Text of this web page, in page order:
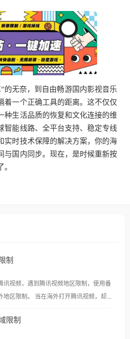
的无奈，到自由畅游国内影视音乐
着一个正确工具的距离。这不仅仅
种生活品质的恢复和文化连接的维
智能线路、全平台支持、稳定专线
实时技术保障的解决方案，你的海
与国内同步。现在，是时候重新按
制
讯视频，遇到腾讯视频地区限制，使用番
海外打开腾讯视频，却突
限制